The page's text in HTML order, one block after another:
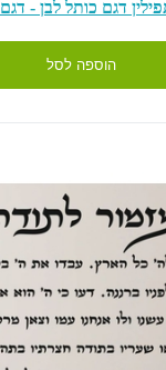
דגם כותל לבן - דגם 273
הוספה לסל